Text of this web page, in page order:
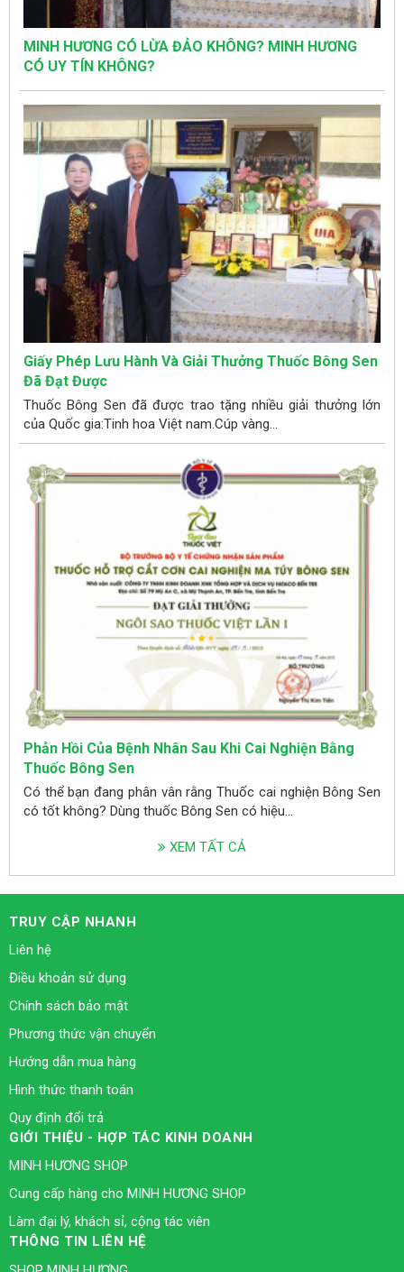
MINH HƯƠNG CÓ LỪA ĐẢO KHÔNG? MINH HƯƠNG
CÓ UY TÍN KHÔNG?
Giấy Phép Lưu Hành Và Giải Thưởng Thuốc Bông Sen
Đã Đạt Được
Thuốc Bông Sen đã được trao tặng nhiều giải thưởng lớn
của Quốc gia:Tinh hoa Việt nam.Cúp vàng...
Phản Hồi Của Bệnh Nhân Sau Khi Cai Nghiện Bằng
Thuốc Bông Sen
Có thể bạn đang phân vân rằng Thuốc cai nghiện Bông Sen
có tốt không? Dùng thuốc Bông Sen có hiệu...
XEM TẤT CẢ
TRUY CẬP NHANH
Liên hệ
Điều khoản sử dụng
Chính sách bảo mật
Phương thức vận chuyển
Hướng dẫn mua hàng
Hình thức thanh toán
Quy định đổi trả
GIỚI THIỆU - HỢP TÁC KINH DOANH
MINH HƯƠNG SHOP
Cung cấp hàng cho MINH HƯƠNG SHOP
Làm đại lý, khách sỉ, cộng tác viên
THÔNG TIN LIÊN HỆ